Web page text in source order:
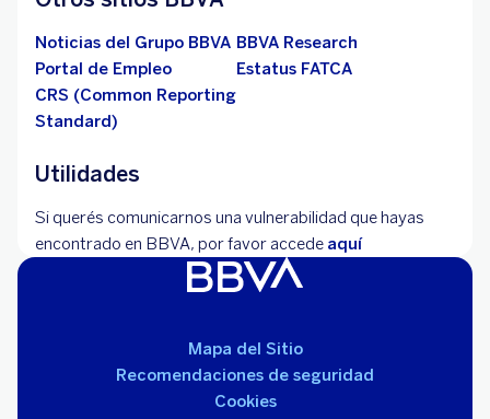
Noticias del Grupo BBVA BBVA Research
Portal de Empleo
Estatus FATCA
CRS (Common Reporting
Standard)
Utilidades
Si querés comunicarnos una vulnerabilidad que hayas
encontrado en BBVA, por favor accede aquí
Mapa del Sitio
Recomendaciones de seguridad
Cookies